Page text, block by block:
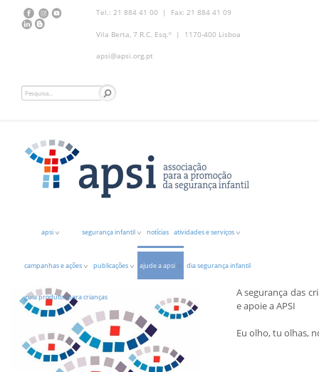
Tel.: 21 884 41 00 | Fax: 21 884 41 09
Vila Berta, 7 R.C. Esq.º | 1170-400 Lisboa
apsi@apsi.org.pt
apsi segurança infantil notícias atividades e serviços
campanhas e ações publicações ajude a apsi dia segurança infantil
guia produtos para crianças
A segurança das
e apoie a APSI
Eu olho, tu olhas,